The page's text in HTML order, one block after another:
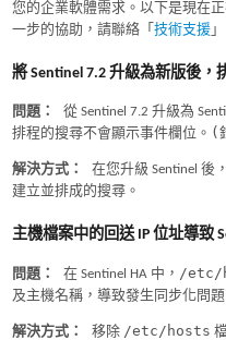
您的企業軟體需求。以下是現在
一步的協助，請聯絡「技術支援
將 Sentinel 7.2 升級為新版後，
問題：
從 Sentinel 7.2 升級為
排程的搜尋不會顯示事件欄位。 (
解決方式：
在您升級 Sentinel 後
建立並排成的搜尋。
主機檔案中的回送 IP 位址導致
問題： 在 Sentinel HA 中， /etc/
及主機名稱，導致發生同步化問題
解決方式： 移除 /etc/hosts